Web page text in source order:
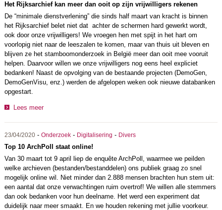
Het Rijksarchief kan meer dan ooit op zijn vrijwilligers rekenen
De “minimale dienstverlening” die sinds half maart van kracht is binnen
het Rijksarchief belet niet dat achter de schermen hard gewerkt wordt,
ook door onze vrijwilligers! We vroegen hen met spijt in het hart om
voorlopig niet naar de leeszalen te komen, maar van thuis uit bleven en
blijven ze het stamboomonderzoek in België meer dan ooit mee vooruit
helpen. Daarvoor willen we onze vrijwilligers nog eens heel expliciet
bedanken! Naast de opvolging van de bestaande projecten (DemoGen,
DemoGenVisu, enz.) werden de afgelopen weken ook nieuwe databanken
opgestart.
Lees meer
23/04/2020- Onderzoek- Digitalisering - Divers
Top 10 ArchPoll staat online!
Van 30 maart tot 9 april liep de enquête ArchPoll, waarmee we peilden
welke archieven (bestanden/bestanddelen) ons publiek graag zo snel
mogelijk online wil. Niet minder dan 2.888 mensen brachten hun stem uit:
een aantal dat onze verwachtingen ruim overtrof! We willen alle stemmers
dan ook bedanken voor hun deelname. Het werd een experiment dat
duidelijk naar meer smaakt. En we houden rekening met jullie voorkeur.